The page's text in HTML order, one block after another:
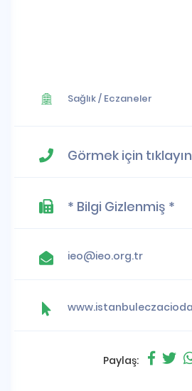
Sağlık/ Eczaneler
Görmek için tıklayın
* Bilgi Gizlenmiş *
ieo@ieo.org.tr
Paylaş: